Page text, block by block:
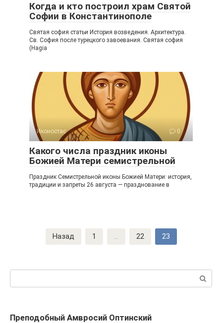
Когда и кто построил храм Святой
Софии в Константинополе
Святая софия статьи История возведения. Архитектура.
Св. София после турецкого завоевания. Святая софия
(Hagia
Иконостас 0
Какого числа праздник иконы
Божией Матери семистрельной
Праздник Семистрельной иконы Божией Матери: история,
традиции и запреты 26 августа — празднование в
Назад 1 ... 22 23
Преподобный Амвросий Оптинский